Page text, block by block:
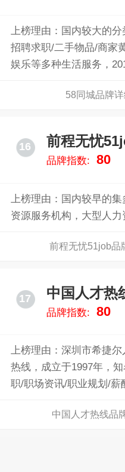
上榜理由：国内较大的
招聘求职/二手物品/商家
娱乐等多种生活服务，
58同城品牌
16 前程无忧
品牌指数: 80
上榜理由：国内较早的
资源服务机构，大型人
前程无忧51job品
17 中国人才热
品牌指数: 80
上榜理由：深圳市希捷
热线，成立于1997年，
职/职场资讯/职业规划/薪
中国人才热线品